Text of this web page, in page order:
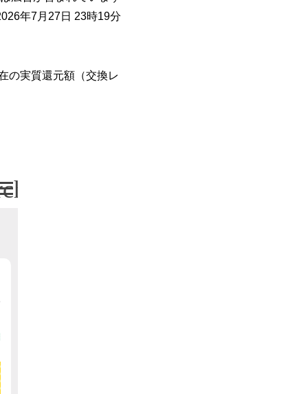
年7月27日 23時19分
の実質還元額（交換レ